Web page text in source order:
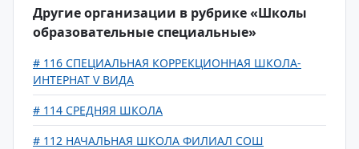
Другие организации в рубрике «Школы
образовательные специальные»
# 116 СПЕЦИАЛЬНАЯ КОРРЕКЦИОННАЯ ШКОЛА-
ИНТЕРНАТ V ВИДА
# 114 СРЕДНЯЯ ШКОЛА
# 112 НАЧАЛЬНАЯ ШКОЛА ФИЛИАЛ СОШ